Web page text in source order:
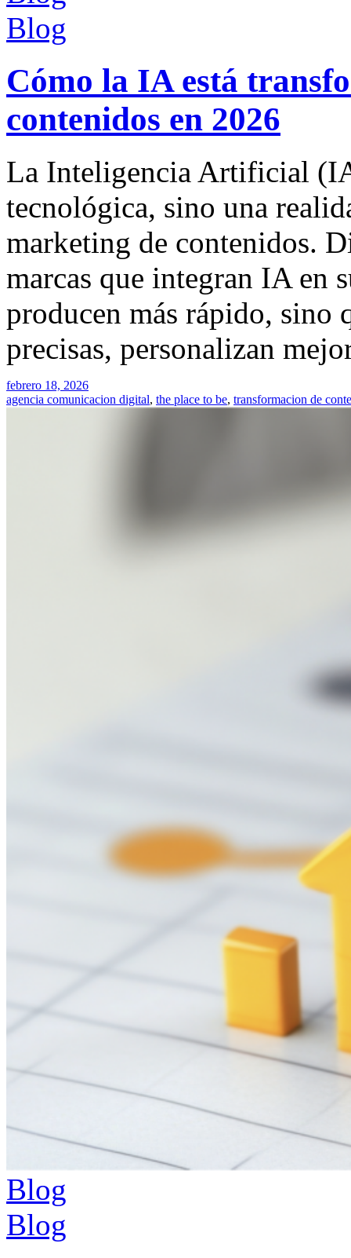
Blog
Cómo la IA está
contenidos en 2026
La Inteligencia Artificial
tecnológica, sino una
marketing de contenidos.
marcas que integran IA en
producen más rápido, sino
precisas, personalizan
febrero 18, 2026
agencia comunicacion digital, the place to be, transformacion de
Blog
Blog